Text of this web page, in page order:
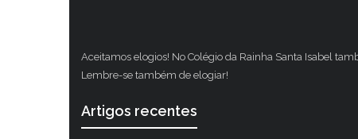
Aceitamos elogios! No Colégio da Rainha Santa Isabel
Lembre-se também de elogiar!
Artigos recentes